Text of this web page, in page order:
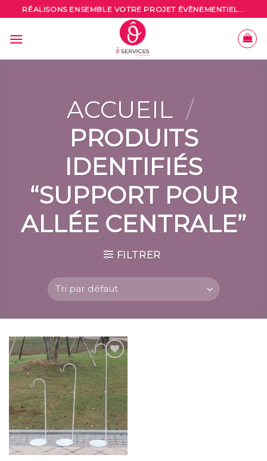
to
content
RÉALISONS ENSEMBLE VOTRE PROJET ÉVÈNEMENTIEL...
ACCUEIL /
PRODUITS
IDENTIFIÉS
“SUPPORT POUR
ALLÉE CENTRALE”
FILTRER
Ajouter
à la
liste
d’envies